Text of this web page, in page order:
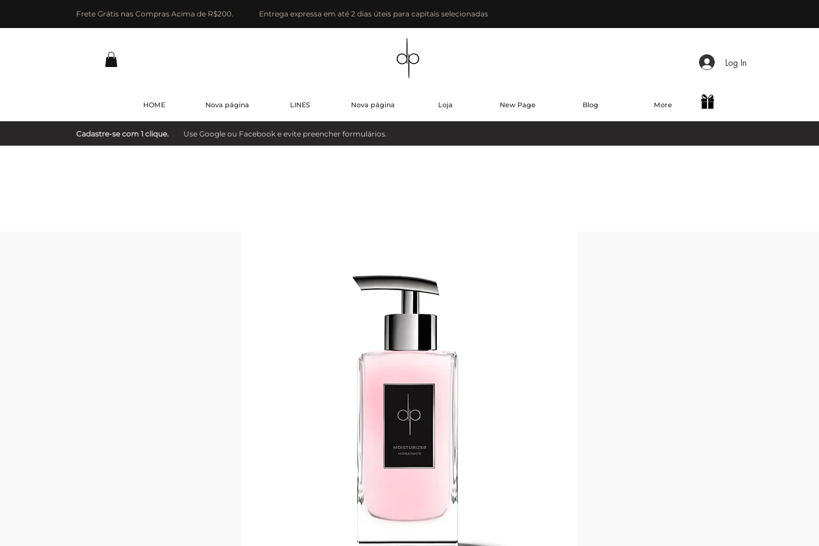
Frete Grátis nas Compras Acima de R$200. Entrega expressa em até 2 dias úteis para capitais selecionadas
Log In
HOME Nova página LINES Nova página Loja New Page Blog More
Cadastre-se com 1 clique. Use Google ou Facebook e evite preencher formulários.